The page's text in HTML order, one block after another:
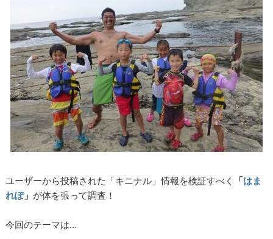
ユーザーから投稿された「キニナル」情報を検証すべく 「はま
れぽ」 が体を張って調査！
今回のテーマは…